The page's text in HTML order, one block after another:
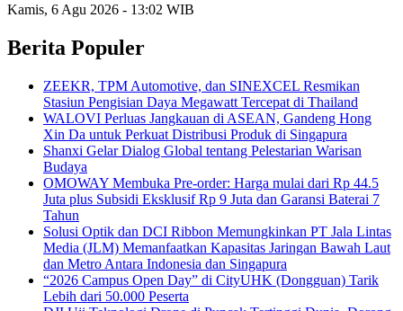
Kamis, 6 Agu 2026 - 13:02 WIB
Berita Populer
ZEEKR, TPM Automotive, dan SINEXCEL Resmikan
Stasiun Pengisian Daya Megawatt Tercepat di Thailand
WALOVI Perluas Jangkauan di ASEAN, Gandeng Hong
Xin Da untuk Perkuat Distribusi Produk di Singapura
Shanxi Gelar Dialog Global tentang Pelestarian Warisan
Budaya
OMOWAY Membuka Pre-order: Harga mulai dari Rp 44.5
Juta plus Subsidi Eksklusif Rp 9 Juta dan Garansi Baterai 7
Tahun
Solusi Optik dan DCI Ribbon Memungkinkan PT Jala Lintas
Media (JLM) Memanfaatkan Kapasitas Jaringan Bawah Laut
dan Metro Antara Indonesia dan Singapura
“2026 Campus Open Day” di CityUHK (Dongguan) Tarik
Lebih dari 50.000 Peserta